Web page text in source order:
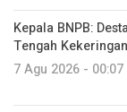
Kepala BNPB:
Tengah Kekeringan
7 Agu 2026 - 00:07